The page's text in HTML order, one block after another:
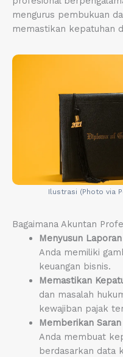
mengurus pembukuan
memastikan kepatuhan
Ilustrasi (Photo via
Bagaimana Akuntan
Menyusun
Anda memiliki
keuangan bisnis.
Memastikan
dan masalah
kewajiban pajak
Memberikan
Anda membuat
berdasarkan data